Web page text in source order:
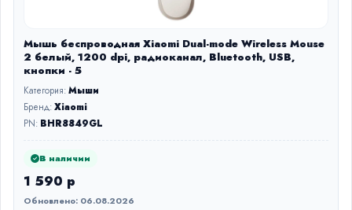
Мышь беспроводная Xiaomi Dual-mode Wireless Mouse
2 белый, 1200 dpi, радиоканал, Bluetooth, USB,
кнопки - 5
Категория:Мыши
Бренд:Xiaomi
PN: BHR8849GL
В наличии
1 590 р
Обновлено: 06.08.2026